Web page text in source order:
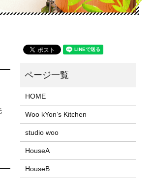
HOME
Woo kYon’s Kitchen
studio woo
HouseA
HouseB